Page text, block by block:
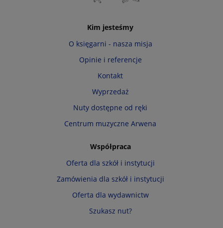
Kim jesteśmy
O księgarni - nasza misja
Opinie i referencje
Kontakt
Wyprzedaż
Nuty dostępne od ręki
Centrum muzyczne Arwena
Współpraca
Oferta dla szkół i instytucji
Zamówienia dla szkół i instytucji
Oferta dla wydawnictw
Szukasz nut?